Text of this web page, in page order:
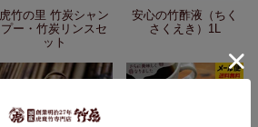
虎竹の里 竹炭シャン
プー・竹炭リンスセ
ット
安心の竹酢液（ちく
さくえき）1L